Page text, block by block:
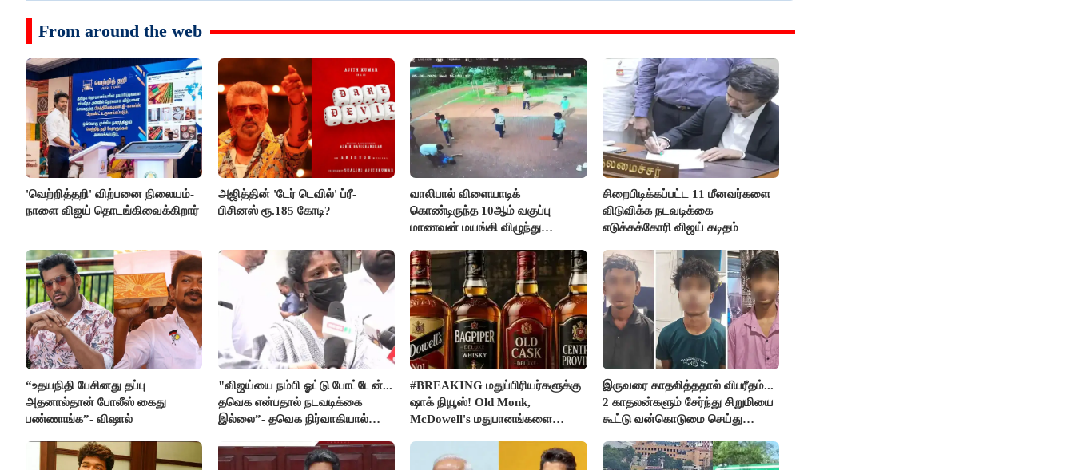
From around the web
'வெற்றித்தறி' விற்பனை நிலையம்-
நாளை விஜய் தொடங்கிவைக்கிறார்
அஜித்தின் 'டேர் டெவில்' ப்ரீ-
பிசினஸ் ரூ.185 கோடி?
வாலிபால் விளையாடிக்
கொண்டிருந்த 10ஆம் வகுப்பு
மாணவன் மயங்கி விழுந்து
சிறைபிடிக்கப்பட்ட 11 மீனவர்களை
விடுவிக்க நடவடிக்கை
எடுக்கக்கோரி விஜய் கடிதம்
“உதயநிதி பேசினது தப்பு
அதனால்தான் போலீஸ் கைது
பண்ணாங்க”- விஷால்
"விஜய்யை நம்பி ஓட்டு போட்டேன்...
தவெக என்பதால் நடவடிக்கை
இல்லை”- தவெக நிர்வாகியால்
#BREAKING மதுப்பிரியர்களுக்கு
ஷாக் நியூஸ்! Old Monk,
McDowell's மதுபானங்களை
இருவரை காதலித்ததால் விபரீதம்...
2 காதலன்களும் சேர்ந்து சிறுமியை
கூட்டு வன்கொடுமை செய்து